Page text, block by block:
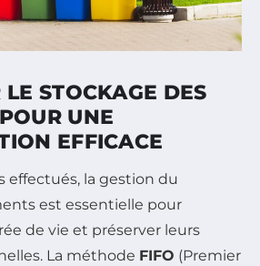
STOCKAGE DES
UNE
EFFICACE
effectués, la gestion du
est essentielle pour
de vie et préserver leurs
La méthode FIFO (Premier